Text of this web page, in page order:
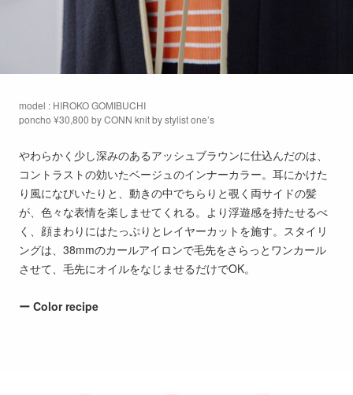
model : HIROKO GOMIBUCHI
poncho ¥30,800 by CONN knit by stylist one’s
やわらかく少し深みのあるアッシュブラウンに仕込んだのは、
コントラストの効いたベージュのインナーカラー。耳にかけた
り風になびいたりと、動きの中でちらりと覗く両サイドの髪
が、色々な表情を楽しませてくれる。より浮遊感を持たせるべ
く、顔まわりにはたっぷりとレイヤーカットを施す。スタイリ
ングは、38mmのカールアイロンで毛先をさらっとワンカール
させて、毛先にオイルをなじませるだけでOK。
ー Color recipe